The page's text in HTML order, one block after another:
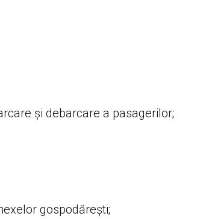
și debarcare a pasagerilor;
gospodărești;